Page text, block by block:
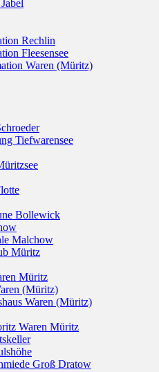
Rechlin
Fleesensee
Waren (Müritz)
Tiefwarensee
Bollewick
Malchow
Müritz
Müritz
(Müritz)
Waren (Müritz)
Waren Müritz
Groß Dratow